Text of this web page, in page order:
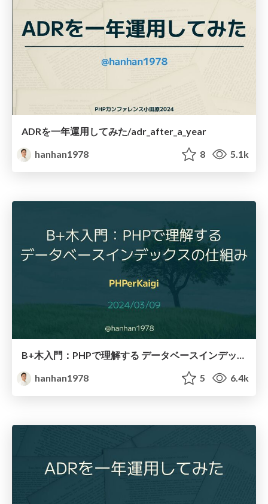
ADRを一年運用してみた/adr_after_a_year
hanhan1978
8 5.1k
hanhan1978
5 6.4k